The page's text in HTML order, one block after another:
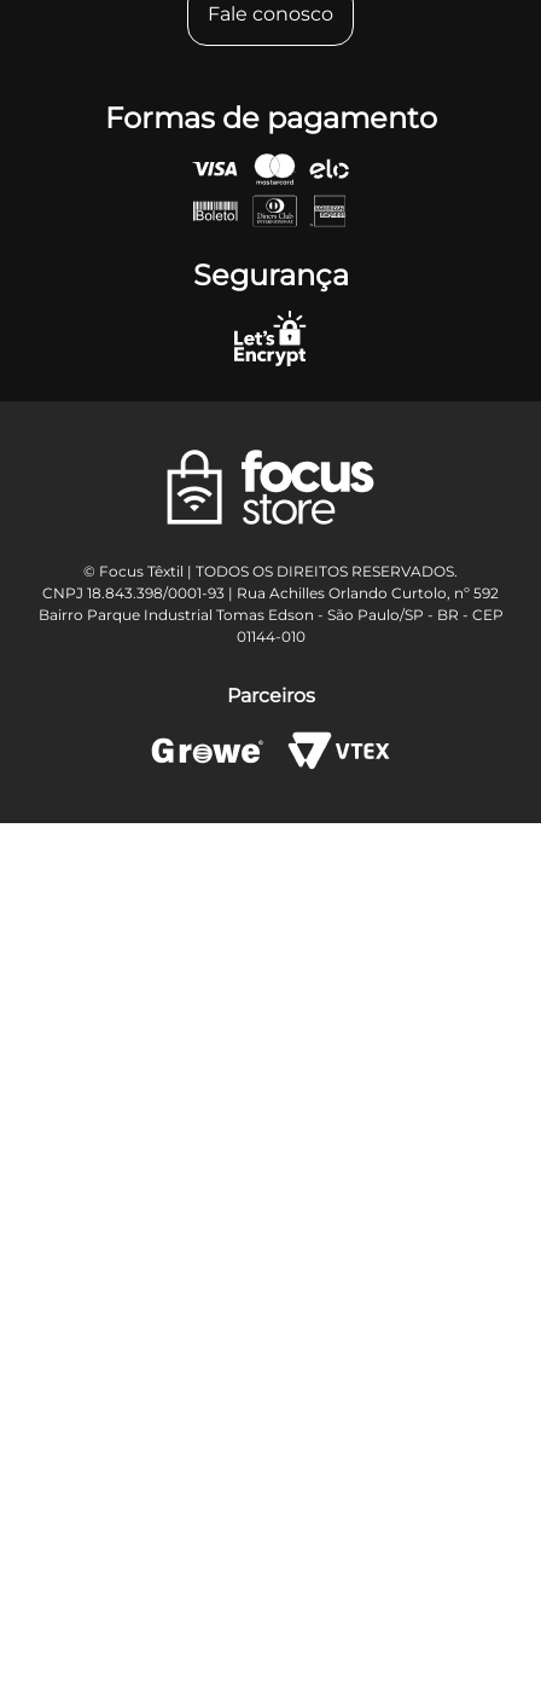
Fale conosco
Formas de pagamento
Segurança
© Focus Têxtil | TODOS OS DIREITOS RESERVADOS.
CNPJ 18.843.398/0001-93 | Rua Achilles Orlando Curtolo, nº 592
Bairro Parque Industrial Tomas Edson - São Paulo/SP - BR - CEP
01144-010
Parceiros